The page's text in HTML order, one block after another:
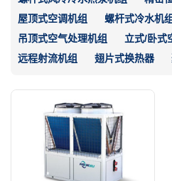
屋顶式空调机组
螺杆式冷水机组
吊顶式空气处理机组
立式/卧式
远程射流机组
翅片式换热器